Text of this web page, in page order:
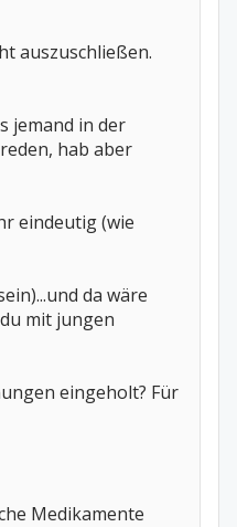
auszuschließen.
jemand in der
hab aber
eindeutig (wie
da wäre
mit jungen
eingeholt? Für
Medikamente